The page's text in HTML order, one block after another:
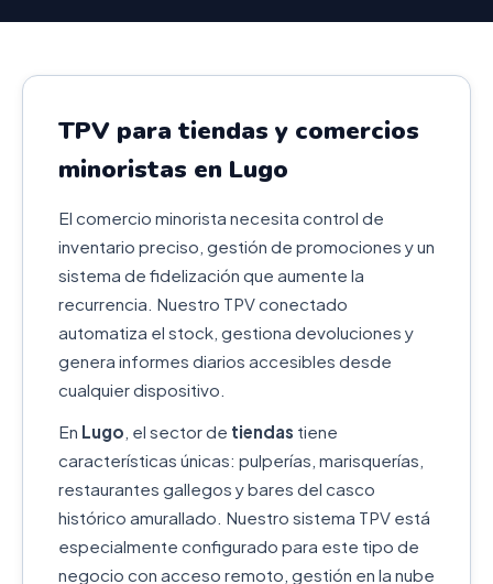
TPV para tiendas y comercios
minoristas en Lugo
El comercio minorista necesita control de
inventario preciso, gestión de promociones y un
sistema de fidelización que aumente la
recurrencia. Nuestro TPV conectado
automatiza el stock, gestiona devoluciones y
genera informes diarios accesibles desde
cualquier dispositivo.
En Lugo , el sector de tiendas tiene
características únicas: pulperías, marisquerías,
restaurantes gallegos y bares del casco
histórico amurallado. Nuestro sistema TPV está
especialmente configurado para este tipo de
negocio con acceso remoto, gestión en la nube